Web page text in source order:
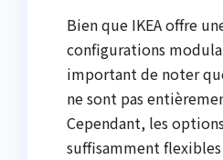
Bien que IKEA offre
configurations
important de noter
ne sont pas
Cependant, les
suffisamment